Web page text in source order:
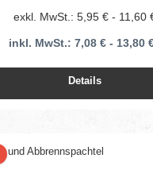
exkl. MwSt.: 5,95 € - 11,60
inkl. MwSt.: 7,08 € - 13,80
Details